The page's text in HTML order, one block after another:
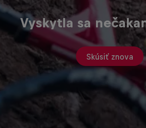
Vyskytla sa
Skúsiť znova